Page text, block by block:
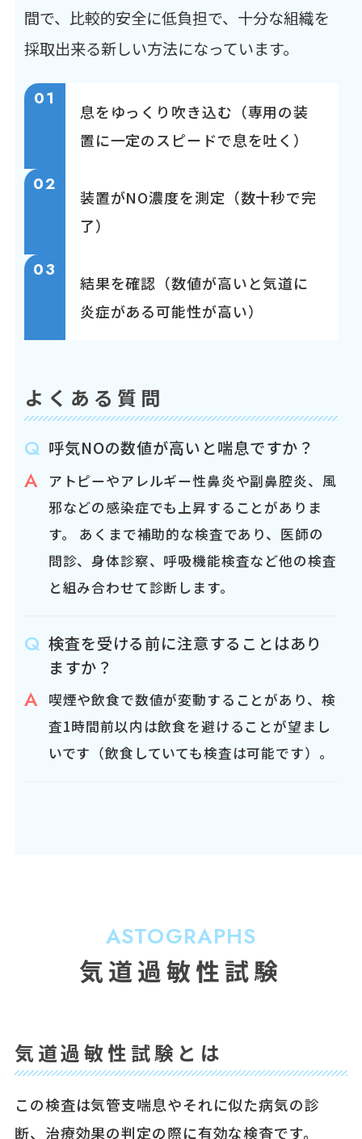
間で、比較的安全に低負担で、十分な組織を
採取出来る新しい方法になっています。
01
息をゆっくり吹き込む（専用の装
置に一定のスピードで息を吐く）
02
装置がNO濃度を測定（数十秒で完
了）
03
結果を確認（数値が高いと気道に
炎症がある可能性が高い）
よくある質問
呼気NOの数値が高いと喘息ですか？
アトピーやアレルギー性鼻炎や副鼻腔炎、風
邪などの感染症でも上昇することがありま
す。 あくまで補助的な検査であり、医師の
問診、身体診察、呼吸機能検査など他の検査
と組み合わせて診断します。
検査を受ける前に注意することはあり
ますか？
喫煙や飲食で数値が変動することがあり、検
査1時間前以内は飲食を避けることが望まし
いです（飲食していても検査は可能です）。
ASTOGRAPHS
気道過敏性試験
気道過敏性試験とは
この検査は気管支喘息やそれに似た病気の診
断、治療効果の判定の際に有効な検査です。